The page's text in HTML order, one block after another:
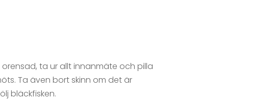
ta ur allt innanmäte och pilla
Ta även bort skinn om det är
bläckfisken.